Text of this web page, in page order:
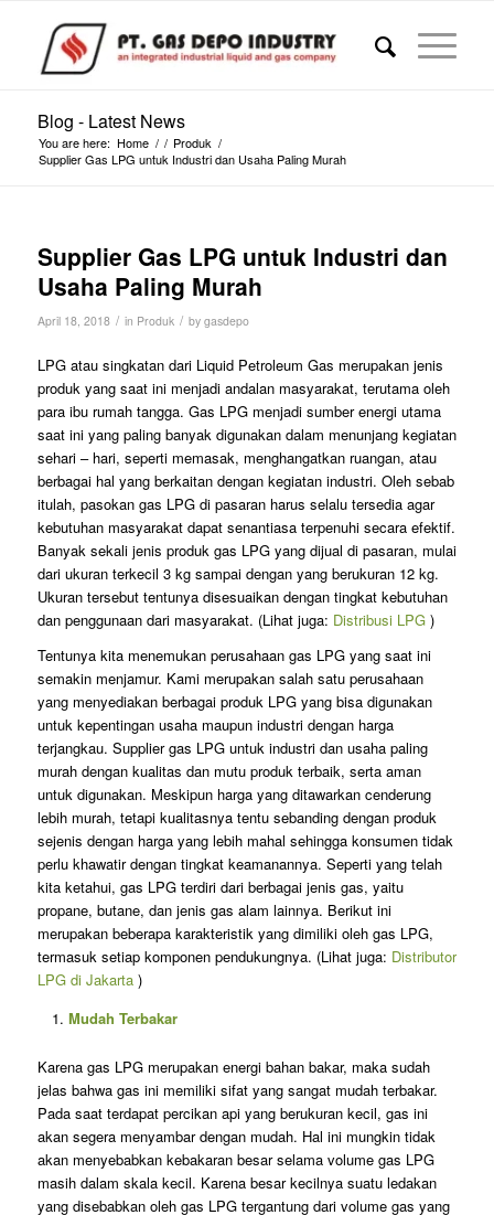
Blog - Latest News
You are here: Home / / Produk /
Supplier Gas LPG untuk Industri dan Usaha Paling Murah
Supplier Gas LPG untuk Industri dan
Usaha Paling Murah
April 18, 2018 / in Produk / by gasdepo
LPG atau singkatan dari Liquid Petroleum Gas merupakan jenis
produk yang saat ini menjadi andalan masyarakat, terutama oleh
para ibu rumah tangga. Gas LPG menjadi sumber energi utama
saat ini yang paling banyak digunakan dalam menunjang kegiatan
sehari – hari, seperti memasak, menghangatkan ruangan, atau
berbagai hal yang berkaitan dengan kegiatan industri. Oleh sebab
itulah, pasokan gas LPG di pasaran harus selalu tersedia agar
kebutuhan masyarakat dapat senantiasa terpenuhi secara efektif.
Banyak sekali jenis produk gas LPG yang dijual di pasaran, mulai
dari ukuran terkecil 3 kg sampai dengan yang berukuran 12 kg.
Ukuran tersebut tentunya disesuaikan dengan tingkat kebutuhan
dan penggunaan dari masyarakat. (Lihat juga: Distribusi LPG)
Tentunya kita menemukan perusahaan gas LPG yang saat ini
semakin menjamur. Kami merupakan salah satu perusahaan
yang menyediakan berbagai produk LPG yang bisa digunakan
untuk kepentingan usaha maupun industri dengan harga
terjangkau. Supplier gas LPG untuk industri dan usaha paling
murah dengan kualitas dan mutu produk terbaik, serta aman
untuk digunakan. Meskipun harga yang ditawarkan cenderung
lebih murah, tetapi kualitasnya tentu sebanding dengan produk
sejenis dengan harga yang lebih mahal sehingga konsumen tidak
perlu khawatir dengan tingkat keamanannya. Seperti yang telah
kita ketahui, gas LPG terdiri dari berbagai jenis gas, yaitu
propane, butane, dan jenis gas alam lainnya. Berikut ini
merupakan beberapa karakteristik yang dimiliki oleh gas LPG,
termasuk setiap komponen pendukungnya. (Lihat juga: Distributor
LPG di Jakarta)
Mudah Terbakar
Karena gas LPG merupakan energi bahan bakar, maka sudah
jelas bahwa gas ini memiliki sifat yang sangat mudah terbakar.
Pada saat terdapat percikan api yang berukuran kecil, gas ini
akan segera menyambar dengan mudah. Hal ini mungkin tidak
akan menyebabkan kebakaran besar selama volume gas LPG
masih dalam skala kecil. Karena besar kecilnya suatu ledakan
yang disebabkan oleh gas LPG tergantung dari volume gas yang